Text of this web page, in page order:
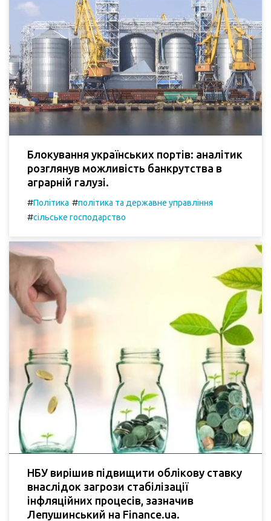
Блокування українських портів: аналітик
розглянув можливість банкрутства в
аграрній галузі.
#Політика #політика та державне управління
#сільське господарство
НБУ вирішив підвищити облікову ставку
внаслідок загрози стабілізації
інфляційних процесів, зазначив
Лепушинський на Finance.ua.